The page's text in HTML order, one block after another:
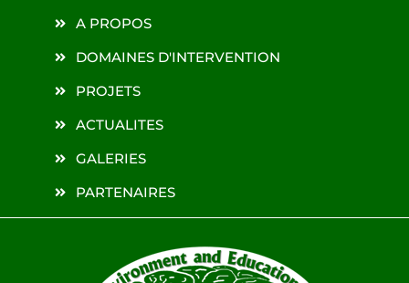
A PROPOS
DOMAINES D'INTERVENTION
PROJETS
ACTUALITES
GALERIES
PARTENAIRES